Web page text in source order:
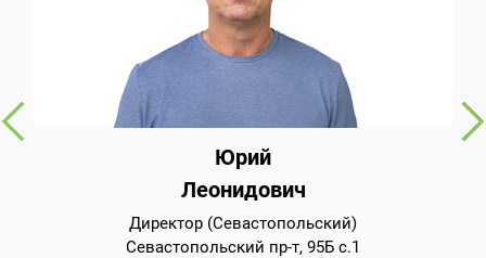
Юрий
Леонидович
Директор (Севастопольский)
Севастопольский пр-т, 95Б с.1